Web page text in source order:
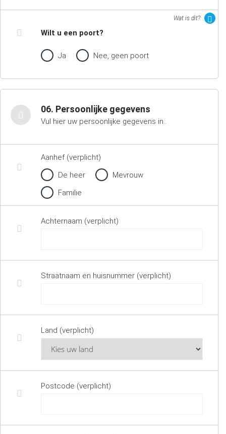
Wat is dit?
Wilt u een poort?
Ja Nee, geen poort
06. Persoonlijke gegevens
Vul hier uw persoonlijke gegevens in..
Aanhef (verplicht)
De heer
Mevrouw
Familie
Achternaam (verplicht)
Straatnaam en huisnummer (verplicht)
Land (verplicht)
Postcode (verplicht)